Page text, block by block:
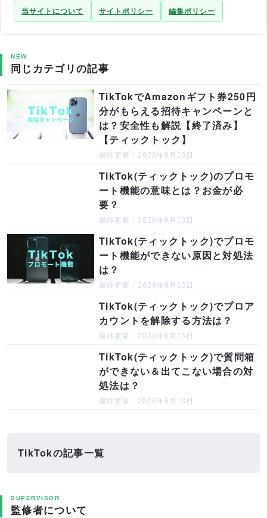
当サイトについて サイトポリシー 編集ポリシー
NEW
同じカテゴリの記事
TikTokでAmazonギフト券250円
分がもらえる招待キャンペーンと
は？安全性も解説【終了済み】
【ティックトック】
最終更新：2026年6月13日
TikTok(ティックトック)のプロモ
ート機能の意味とは？お金が必
要？
最終更新：2026年6月13日
TikTok(ティックトック)でプロモ
ート機能ができない原因と対処法
は？
最終更新：2026年6月13日
TikTok(ティックトック)でプロア
カウントを解除する方法は？
最終更新：2026年6月13日
TikTok(ティックトック)で質問箱
ができない＆出てこない場合の対
処法は？
最終更新：2026年6月13日
TikTokの記事一覧
SUPERVISOR
監修者について